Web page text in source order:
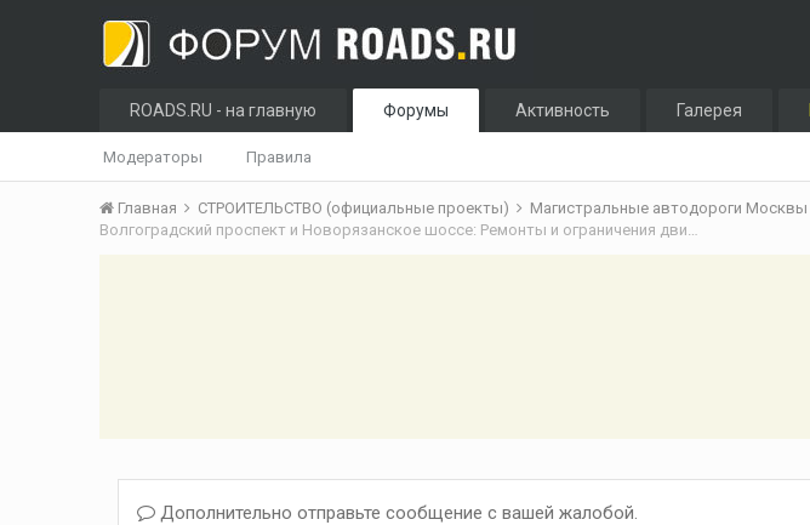
ROADS.RU - на главную Форумы
Модераторы Правила
Активность Галерея
Главная СТРОИТЕЛЬСТВО (официальные проекты) Магистральные автодороги Москвы
Волгоградский проспект и Новорязанское шоссе: Ремонты и ограничения движения
Дополнительно отправьте сообщение с вашей жалобой.